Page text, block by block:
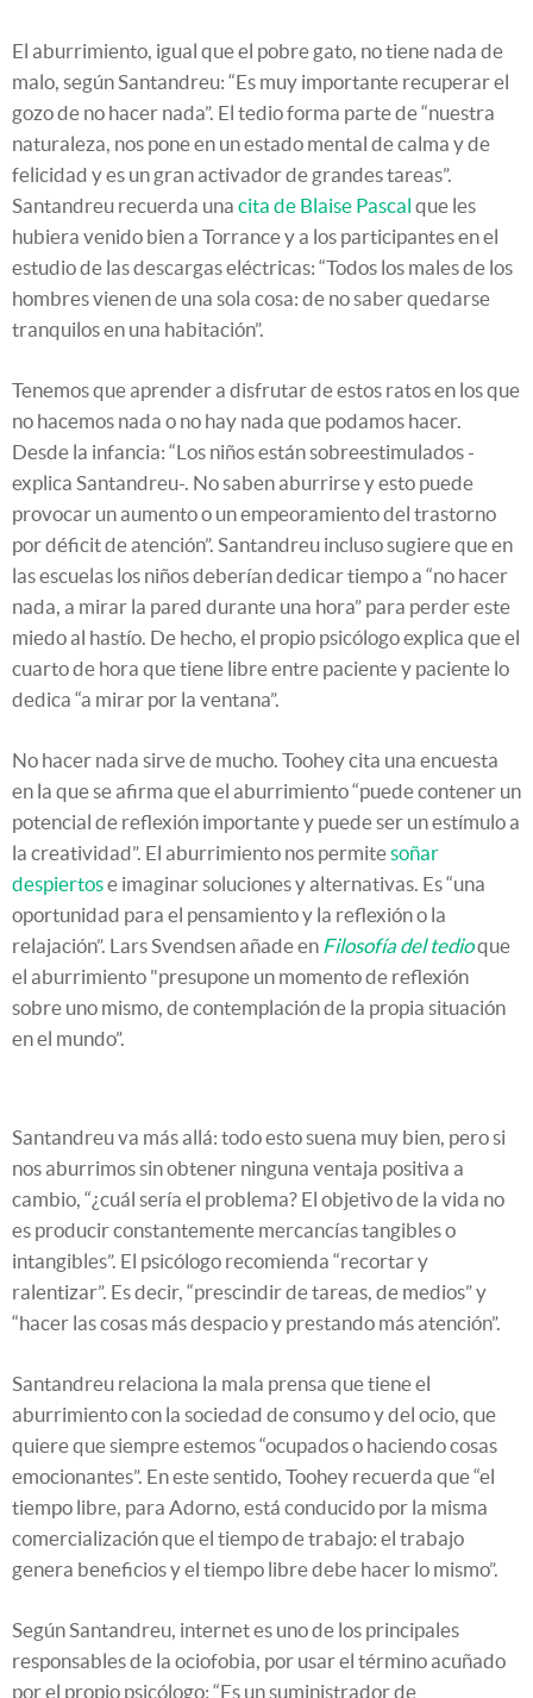
El aburrimiento, igual que el pobre gato, no tiene nada de
malo, según Santandreu: “Es muy importante recuperar el
gozo de no hacer nada”. El tedio forma parte de “nuestra
naturaleza, nos pone en un estado mental de calma y de
felicidad y es un gran activador de grandes tareas”.
Santandreu recuerda una cita de Blaise Pascal que les
hubiera venido bien a Torrance y a los participantes en el
estudio de las descargas eléctricas: “Todos los males de los
hombres vienen de una sola cosa: de no saber quedarse
tranquilos en una habitación”.
Tenemos que aprender a disfrutar de estos ratos en los que
no hacemos nada o no hay nada que podamos hacer.
Desde la infancia: “Los niños están sobreestimulados -
explica Santandreu-. No saben aburrirse y esto puede
provocar un aumento o un empeoramiento del trastorno
por déficit de atención”. Santandreu incluso sugiere que en
las escuelas los niños deberían dedicar tiempo a “no hacer
nada, a mirar la pared durante una hora” para perder este
miedo al hastío. De hecho, el propio psicólogo explica que el
cuarto de hora que tiene libre entre paciente y paciente lo
dedica “a mirar por la ventana”.
No hacer nada sirve de mucho. Toohey cita una encuesta
en la que se afirma que el aburrimiento “puede contener un
potencial de reflexión importante y puede ser un estímulo a
la creatividad”. El aburrimiento nos permitesoñar
despiertose imaginar soluciones y alternativas. Es “una
oportunidad para el pensamiento y la reflexión o la
relajación”. Lars Svendsen añade en Filosofía del tedioque
el aburrimiento "presupone un momento de reflexión
sobre uno mismo, de contemplación de la propia situación
en el mundo”.
Santandreu va más allá: todo esto suena muy bien, pero si
nos aburrimos sin obtener ninguna ventaja positiva a
cambio, “¿cuál sería el problema? El objetivo de la vida no
es producir constantemente mercancías tangibles o
intangibles”. El psicólogo recomienda “recortar y
ralentizar”. Es decir, “prescindir de tareas, de medios” y
“hacer las cosas más despacio y prestando más atención”.
Santandreu relaciona la mala prensa que tiene el
aburrimiento con la sociedad de consumo y del ocio, que
quiere que siempre estemos “ocupados o haciendo cosas
emocionantes”. En este sentido, Toohey recuerda que “el
tiempo libre, para Adorno, está conducido por la misma
comercialización que el tiempo de trabajo: el trabajo
genera beneficios y el tiempo libre debe hacer lo mismo”.
Según Santandreu, internet es uno de los principales
responsables de la ociofobia, por usar el término acuñado
por el propio psicólogo: “Es un suministrador de